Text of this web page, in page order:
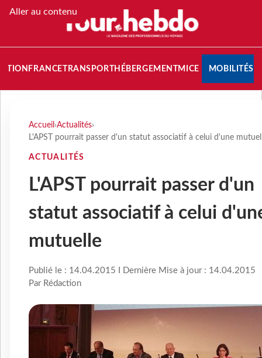
Aller au contenu
FRANCETRANSPORT HÉBERGEMENTMICE MOBILITÉS
Accueil ›Actualités›
L'APST pourrait passer d'un statut associatif à celui d'une
ACTUALITÉS
L'APST pourrait passer d'un
statut associatif à celui
mutuelle
Publié le : 14.04.2015 I Dernière Mise à jour : 14.04.2015
Par Rédaction